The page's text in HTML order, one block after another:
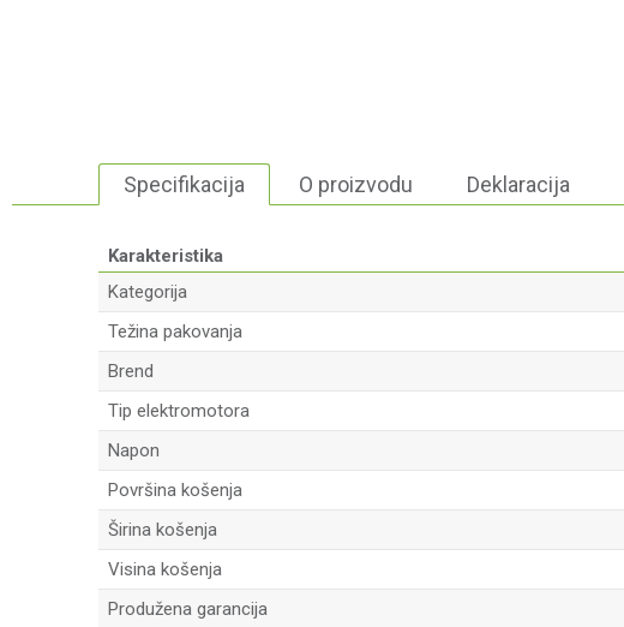
Specifikacija O proizvodu Deklaracija
Karakteristika
Kategorija
Težina pakovanja
Brend
Tip elektromotora
Napon
Površina košenja
Širina košenja
Visina košenja
Produžena garancija